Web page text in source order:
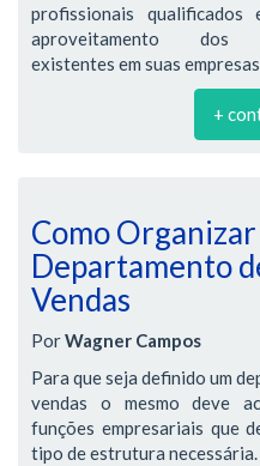
profissionais qualificados
aproveitamento dos
existentes em suas empresas.
+
Como
Departamento
Vendas
PorWagner Campos
Para que seja definido um
vendas o mesmo deve
funções empresariais que
tipo de estrutura necessária.